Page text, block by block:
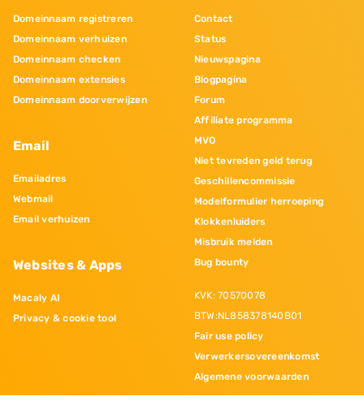
Domeinnaam registreren
Domeinnaam verhuizen
Domeinnaam checken
Domeinnaam extensies
Domeinnaam doorverwijzen
Email
Emailadres
Webmail
Email verhuizen
Websites & Apps
Macaly AI
Privacy & cookie tool
Contact
Status
Nieuwspagina
Blogpagina
Forum
Affiliate programma
MVO
Niet tevreden geld terug
Geschillencommissie
Modelformulier herroeping
Klokkenluiders
Misbruik melden
Bug bounty
KVK: 70570078
BTW:NL858378140B01
Fair use policy
Verwerkersovereenkomst
Algemene voorwaarden